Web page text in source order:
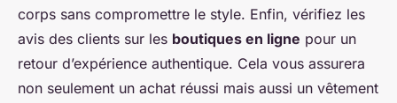
corps sans compromettre le style. Enfin, vérifiez les
avis des clients sur les boutiques en ligne pour un
retour d’expérience authentique. Cela vous assurera
non seulement un achat réussi mais aussi un vêtement